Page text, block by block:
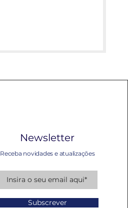
Newsletter
Receba novidades e atualizações
Subscrever